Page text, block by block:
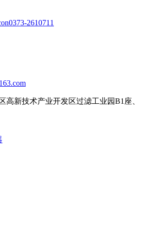
0373-2610711
高新技术产业开发区过滤工业园B1座、